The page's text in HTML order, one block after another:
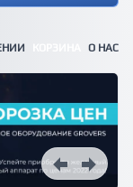
О НАС